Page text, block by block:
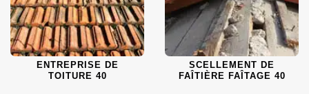
ENTREPRISE DE
TOITURE 40
SCELLEMENT DE
FAÎTIÈRE FAÎTAGE 40